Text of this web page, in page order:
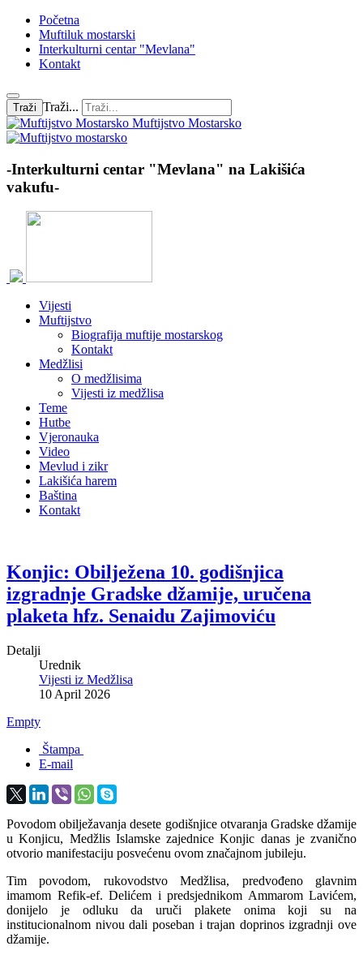
Početna
Muftiluk mostarski
Interkulturni centar "Mevlana"
Kontakt
Traži Traži...
Muftijstvo Mostarsko
-Interkulturni centar "Mevlana" na Lakišića
vakufu-
Vijesti
Muftijstvo
Biografija muftije mostarskog
Kontakt
Medžlisi
O medžlisima
Vijesti iz medžlisa
Teme
Hutbe
Vjeronauka
Video
Mevlud i zikr
Lakišića harem
Baština
Kontakt
Konjic: Obilježena 10. godišnjica
izgradnje Gradske džamije, uručena
plaketa hfz. Senaidu Zajimoviću
Detalji
Urednik
Vijesti iz Medžlisa
10 April 2026
Empty
Štampa
E-mail
Povodom obilježavanja desete godišnjice otvaranja Gradske džamije
u Konjicu, Medžlis Islamske zajednice Konjic danas je zvanično
otvorio manifestaciju posvećenu ovom značajnom jubileju.
Tim povodom, rukovodstvo Medžlisa, predvođeno glavnim
imamom Refik-ef. Delićem i predsjednikom Ammarom Lavićem,
donijelo je odluku da uruči plakete onima koji su na
institucionalnom nivou dali poseban i trajan doprinos izgradnji ove
džamije.